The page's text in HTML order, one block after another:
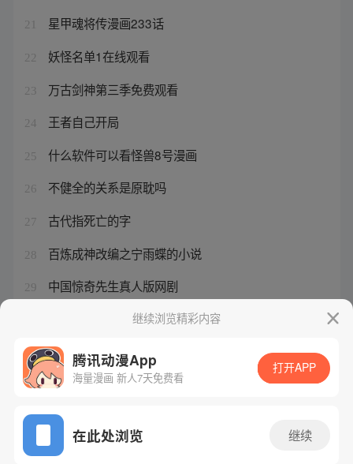
21 星甲魂将传漫画233话
22 妖怪名单1在线观看
23 万古剑神第三季免费观看
24 王者自己开局
25 什么软件可以看怪兽8号漫画
26 不健全的关系是原耽吗
27 古代指死亡的字
28 百炼成神改编之宁雨蝶的小说
29 中国惊奇先生真人版网剧
海贼王怎么领兑换码继续浏览精彩内容
腾讯动漫App
海量漫画 新人7天免费看
打开APP
在此处浏览 继续
网站备案/许可证号：粤B2-20090059-5
Copyright©1998 - 2026 Tencent. All Rights Reserved